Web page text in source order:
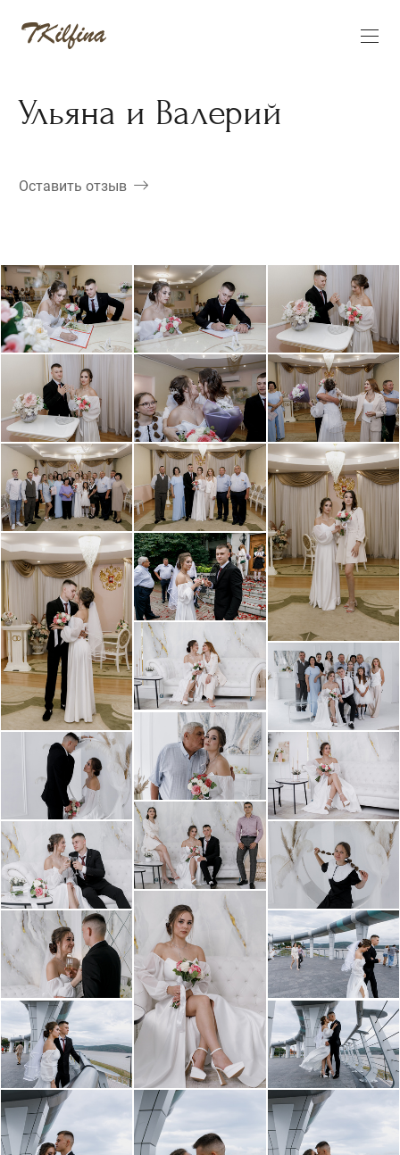
Ульяна и Валерий
Оставить отзыв